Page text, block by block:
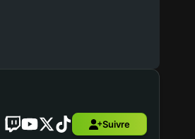
Suivre